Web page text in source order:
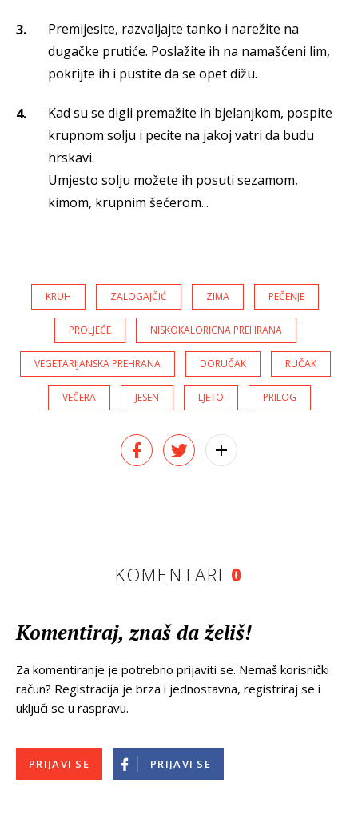
Premijesite, razvaljajte tanko i narežite na
dugačke prutiće. Poslažite ih na namašćeni lim,
pokrijte ih i pustite da se opet dižu.
Kad su se digli premažite ih bjelanjkom, pospite
krupnom solju i pecite na jakoj vatri da budu
hrskavi.
Umjesto solju možete ih posuti sezamom,
kimom, krupnim šećerom...
KRUH ZALOGAJČIĆ ZIMA PEČENJE
PROLJEĆE NISKOKALORICNA PREHRANA
VEGETARIJANSKA PREHRANA DORUČAK RUČAK
VEČERA JESEN LJETO PRILOG
KOMENTARI 0
Komentiraj, znaš da želiš!
Za komentiranje je potrebno prijaviti se. Nemaš korisnički
račun? Registracija je brza i jednostavna, registriraj se i
uključi se u raspravu.
PRIJAVI SE PRIJAVI SE